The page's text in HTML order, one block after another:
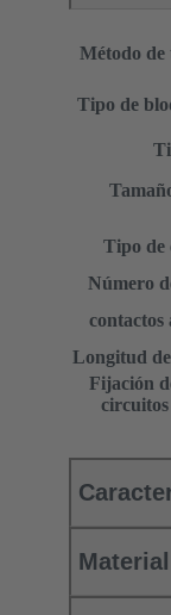
Método de
Tipo de
Tipo de
Número
contactos
Longitud
Fijación